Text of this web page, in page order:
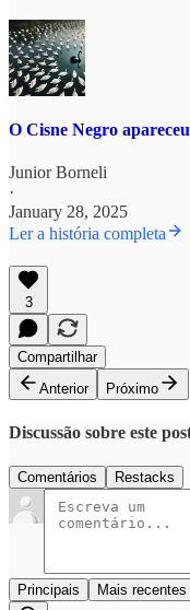
O Cisne Negro
Junior Borneli
·
January 28, 2025
Ler a história completa
3
Compartilhar
Anterior
Próximo
Discussão sobre este
Comentários Restacks
Principais Mais recentes